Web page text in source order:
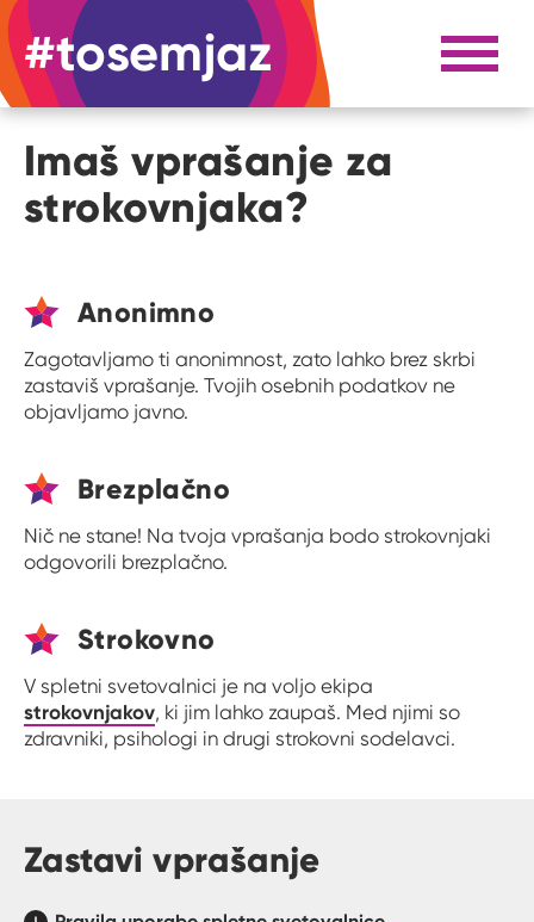
#tosemjaz #to sem jaz Razpri
Imaš vprašanje za
strokovnjaka?
Anonimno
Zagotavljamo ti anonimnost, zato lahko brez skrbi
zastaviš vprašanje. Tvojih osebnih podatkov ne
objavljamo javno.
Brezplačno
Nič ne stane! Na tvoja vprašanja bodo strokovnjaki
odgovorili brezplačno.
Strokovno
V spletni svetovalnici je na voljo ekipa
strokovnjakov, ki jim lahko zaupaš. Med njimi so
zdravniki, psihologi in drugi strokovni sodelavci.
Zastavi vprašanje